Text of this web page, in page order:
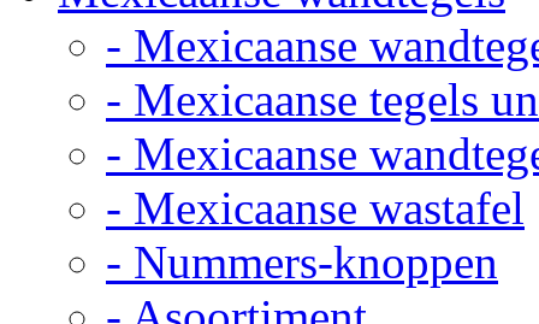
- Mexicaanse
- Mexicaanse tegels
- Mexicaanse
- Mexicaanse wastafel
- Nummers-knoppen